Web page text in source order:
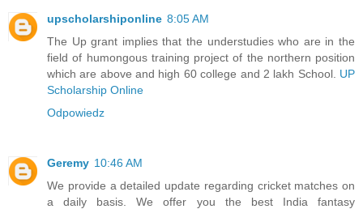
upscholarshiponline 8:05 AM
The Up grant implies that the understudies who are in the
field of humongous training project of the northern position
which are above and high 60 college and 2 lakh School. UP
Scholarship Online
Odpowiedz
Geremy 10:46 AM
We provide a detailed update regarding cricket matches on
a daily basis. We offer you the best India fantasy